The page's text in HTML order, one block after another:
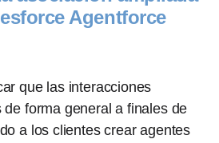
Agentforce
que las interacciones
forma general a finales de
a los clientes crear agentes